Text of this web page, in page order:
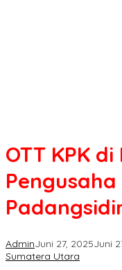
OTT KPK
AdminJuni 27, 2025Juni
Sumatera Utara